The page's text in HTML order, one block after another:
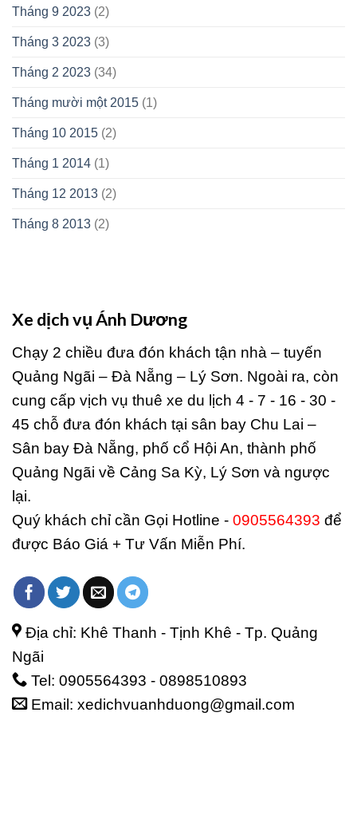
Tháng 9 2023 (2)
Tháng 3 2023 (3)
Tháng 2 2023 (34)
Tháng mười một 2015 (1)
Tháng 10 2015 (2)
Tháng 1 2014 (1)
Tháng 12 2013 (2)
Tháng 8 2013 (2)
Xe dịch vụ Ánh Dương
Chạy 2 chiều đưa đón khách tận nhà – tuyến
Quảng Ngãi – Đà Nẵng – Lý Sơn. Ngoài ra, còn
cung cấp vịch vụ thuê xe du lịch 4 - 7 - 16 - 30 -
45 chỗ đưa đón khách tại sân bay Chu Lai –
Sân bay Đà Nẵng, phố cổ Hội An, thành phố
Quảng Ngãi về Cảng Sa Kỳ, Lý Sơn và ngược
lại.
Quý khách chỉ cần Gọi Hotline - 0905564393 để
được Báo Giá + Tư Vấn Miễn Phí.
Địa chỉ: Khê Thanh - Tịnh Khê - Tp. Quảng
Ngãi
Tel: 0905564393 - 0898510893
Email: xedichvuanhduong@gmail.com